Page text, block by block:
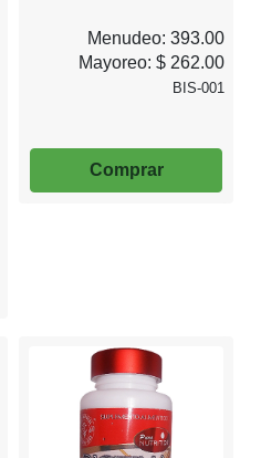
Menudeo: 393.00
Mayoreo: $ 262.00
BIS-001
Comprar